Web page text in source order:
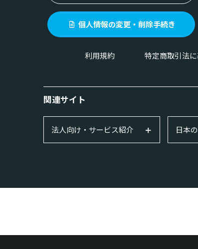
個人情報の変更・削除手続き
利用規約 特定商取引法
関連サイト
法人向け・サービス紹介 日本